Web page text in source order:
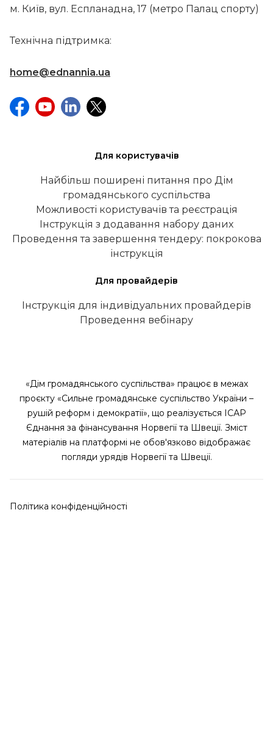
м. Київ, вул. Еспланадна, 17 (метро Палац спорту)
Технічна підтримка:
home@ednannia.ua
Для користувачів
Найбільш поширені питання про Дім
громадянського суспільства
Можливості користувачів та реєстрація
Інструкція з додавання набору даних
Проведення та завершення тендеру: покрокова
інструкція
Для провайдерів
Інструкція для індивідуальних провайдерів
Проведення вебінару
«Дім громадянського суспільства» працює в межах
проєкту «Сильне громадянське суспільство України –
рушій реформ і демократії», що реалізується ІСАР
Єднання за фінансування Норвегії та Швеції. Зміст
матеріалів на платформі не обов'язково відображає
погляди урядів Норвегії та Швеції.
Політика конфіденційності